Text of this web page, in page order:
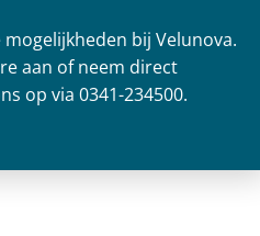
bij Velunova.
aan of neem direct
op via 0341-234500.